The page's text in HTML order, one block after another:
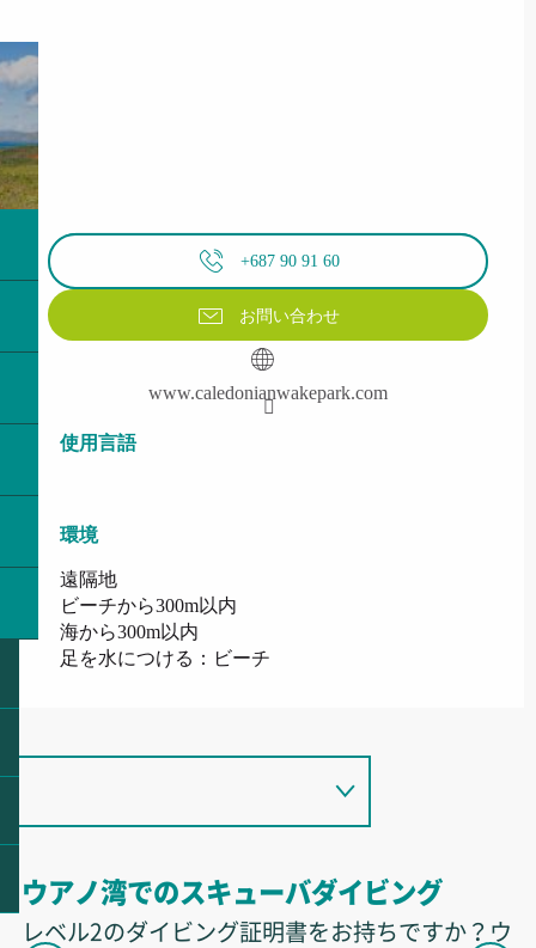
+687 90 91 60
お問い合わせ
www.caledonianwakepark.com
使用言語
使用言語
環境
環境
遠隔地
ビーチから300m以内
海から300m以内
足を水につける：ビーチ
ウアノ湾でのスキューバダイビング
レベル2のダイビング証明書をお持ちですか？ウ